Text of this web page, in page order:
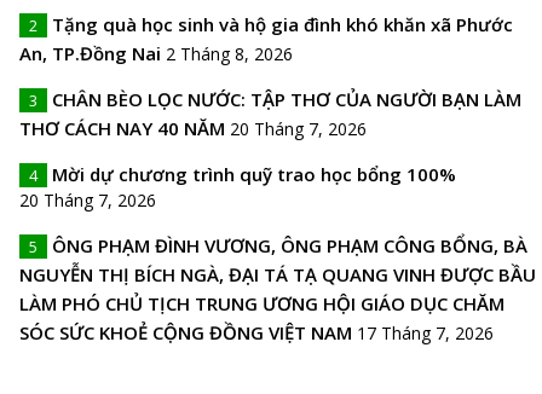
2
Tặng quà học sinh và hộ gia đình khó khăn xã Phước
An, TP.Đồng Nai 2 Tháng 8, 2026
3
CHÂN BÈO LỌC NƯỚC: TẬP THƠ CỦA NGƯỜI BẠN LÀM
THƠ CÁCH NAY 40 NĂM 20 Tháng 7, 2026
4 Mời dự chương trình quỹ trao học bổng 100%
20 Tháng 7, 2026
5
ÔNG PHẠM ĐÌNH VƯƠNG, ÔNG PHẠM CÔNG BỔNG, BÀ
NGUYỄN THỊ BÍCH NGÀ, ĐẠI TÁ TẠ QUANG VINH ĐƯỢC BẦU
LÀM PHÓ CHỦ TỊCH TRUNG ƯƠNG HỘI GIÁO DỤC CHĂM
SÓC SỨC KHOẺ CỘNG ĐỒNG VIỆT NAM 17 Tháng 7, 2026